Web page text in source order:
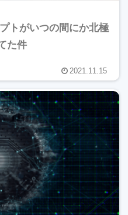
トがいつの間にか北極
た件
2021.11.15